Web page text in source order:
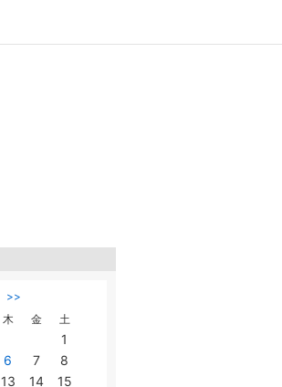
>>
木 金 土
1
6 7
8
13 14
15